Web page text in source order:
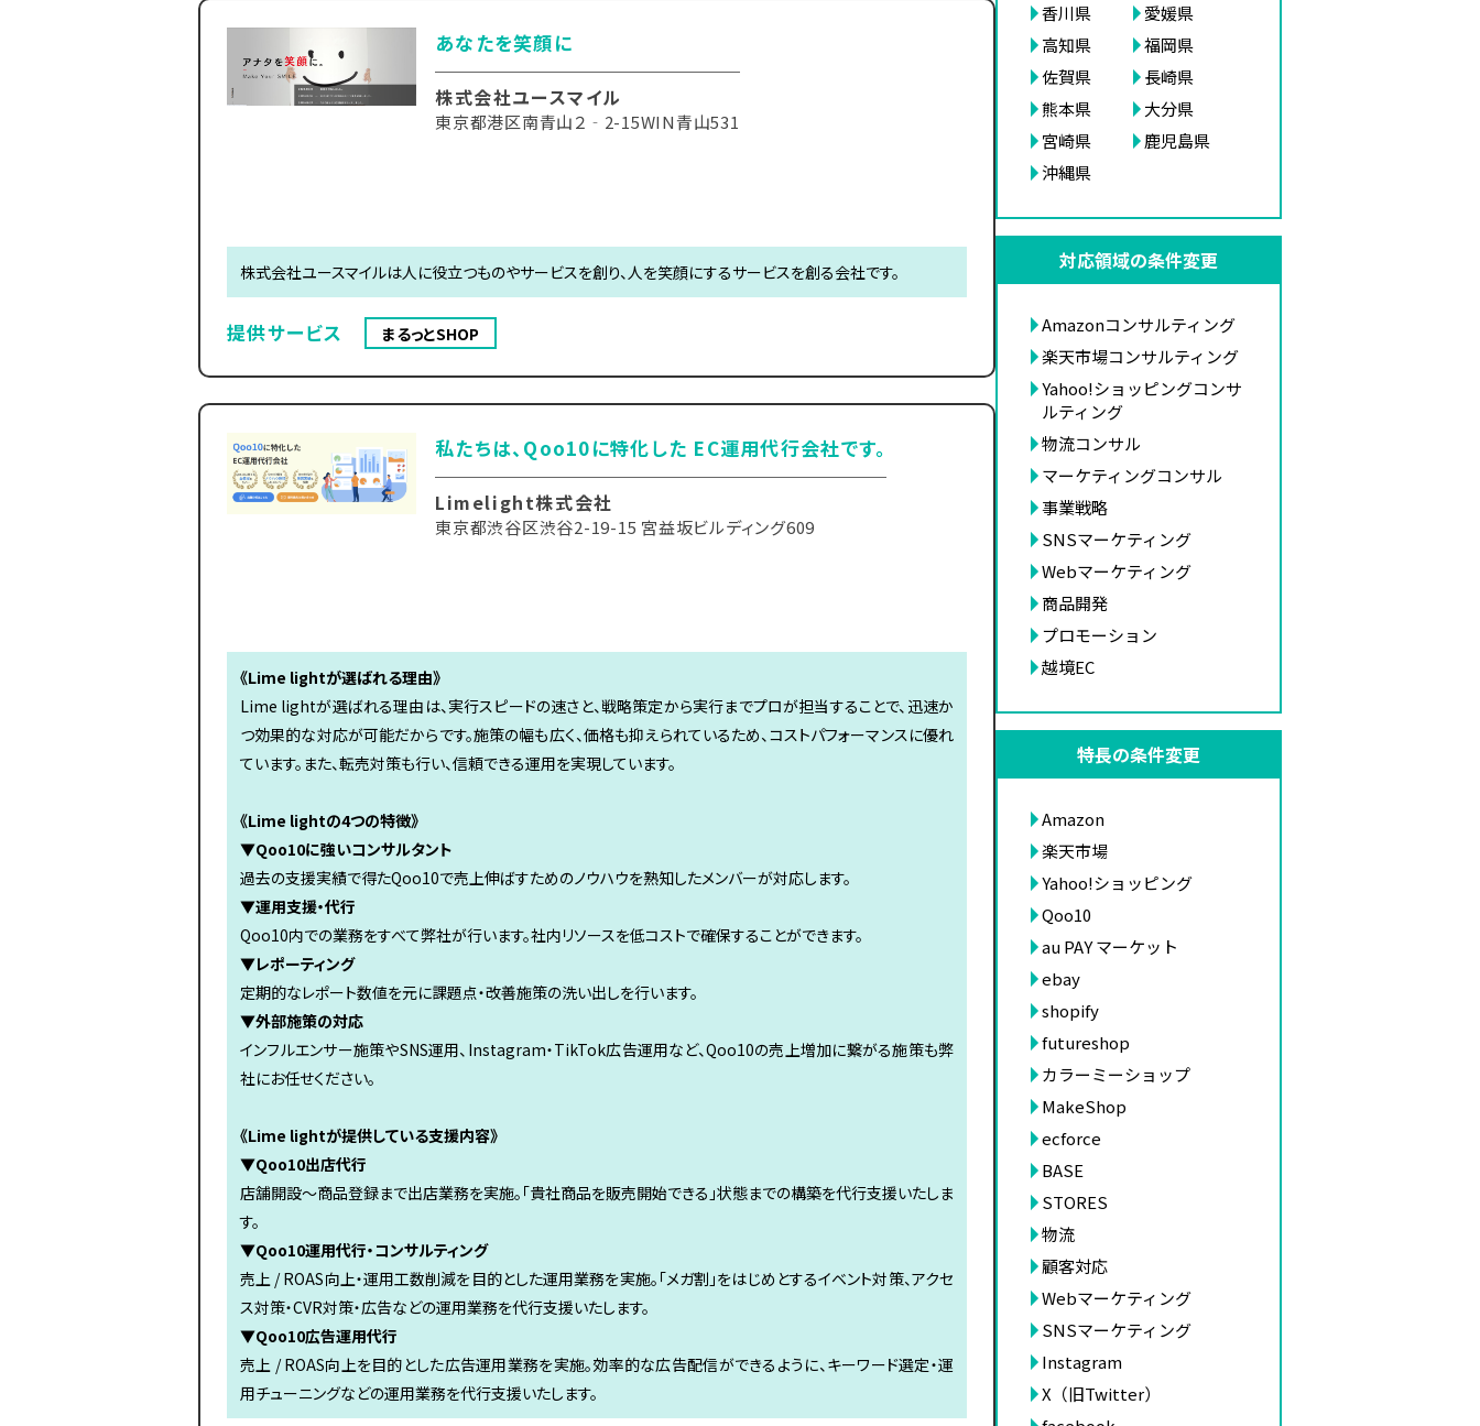
あなたを笑顔に
株式会社ユースマイル
東京都港区南青山２‐2-15WIN青山531
株式会社ユースマイルは人に役立つものやサービスを創り、人を笑顔にするサービスを創る会社です。
提供サービス まるっとSHOP
私たちは、Qoo10に特化した EC運用代行会社です。
Limelight株式会社
東京都渋谷区渋谷2-19-15 宮益坂ビルディング609
《Lime lightが選ばれる理由》
Lime lightが選ばれる理由は、実行スピードの速さと、戦略策定から実行までプロが担当することで、迅速か
つ効果的な対応が可能だからです。施策の幅も広く、価格も抑えられているため、コストパフォーマンスに優れ
ています。また、転売対策も行い、信頼できる運用を実現しています。
《Lime lightの4つの特徴》
▼Qoo10に強いコンサルタント
過去の支援実績で得たQoo10で売上伸ばすためのノウハウを熟知したメンバーが対応します。
▼運用支援・代行
Qoo10内での業務をすべて弊社が行います。社内リソースを低コストで確保することができます。
▼レポーティング
定期的なレポート数値を元に課題点・改善施策の洗い出しを行います。
▼外部施策の対応
インフルエンサー施策やSNS運用、Instagram・TikTok広告運用など、Qoo10の売上増加に繋がる施策も弊
社にお任せください。
《Lime lightが提供している支援内容》
▼Qoo10出店代行
店舗開設〜商品登録まで出店業務を実施。「貴社商品を販売開始できる」状態までの構築を代行支援いたしま
す。
▼Qoo10運用代行・コンサルティング
売上 / ROAS向上・運用工数削減を目的とした運用業務を実施。「メガ割」をはじめとするイベント対策、アクセ
ス対策・CVR対策・広告などの運用業務を代行支援いたします。
▼Qoo10広告運用代行
売上 / ROAS向上を目的とした広告運用業務を実施。効率的な広告配信ができるように、キーワード選定・運
用チューニングなどの運用業務を代行支援いたします。
香川県
愛媛県
高知県
福岡県
佐賀県
長崎県
熊本県
大分県
宮崎県
鹿児島県
沖縄県
対応領域の条件変更
Amazonコンサルティング
楽天市場コンサルティング
Yahoo!ショッピングコンサ
ルティング
物流コンサル
マーケティングコンサル
事業戦略
SNSマーケティング
Webマーケティング
商品開発
プロモーション
越境EC
特長の条件変更
Amazon
楽天市場
Yahoo!ショッピング
Qoo10
au PAY マーケット
ebay
shopify
futureshop
カラーミーショップ
MakeShop
ecforce
BASE
STORES
物流
顧客対応
Webマーケティング
SNSマーケティング
Instagram
X（旧Twitter）